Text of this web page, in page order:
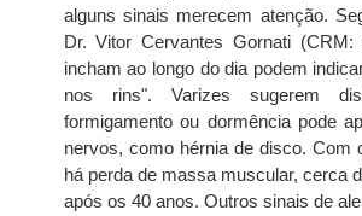
alguns sinais merecem atenção.
Dr. Vitor Cervantes Gornati (CRM:
incham ao longo do dia podem
nos rins". Varizes sugerem
formigamento ou dormência pode
nervos, como hérnia de disco. Com
há perda de massa muscular, cerca
após os 40 anos. Outros sinais de